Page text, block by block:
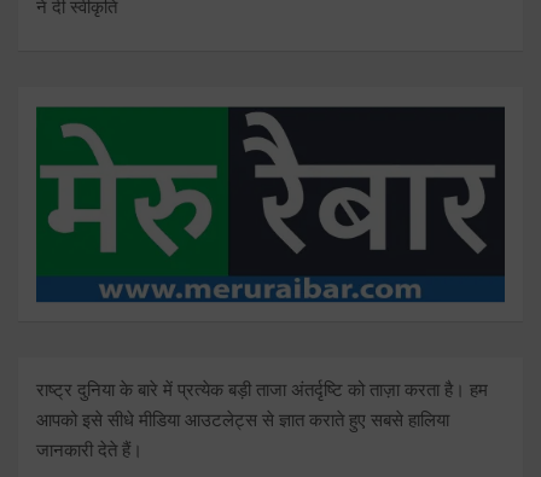
ने दी स्वीकृति
राष्ट्र दुनिया के बारे में प्रत्येक बड़ी ताजा अंतर्दृष्टि को ताज़ा करता है। हम
आपको इसे सीधे मीडिया आउटलेट्स से ज्ञात कराते हुए सबसे हालिया
जानकारी देते हैं।